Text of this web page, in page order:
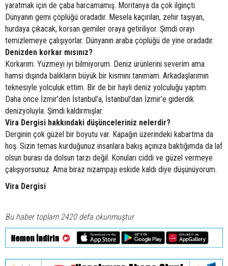
yaratmak için de çaba harcamamış. Moritanya da çok ilginçti.
Dünyanın gemi çöplüğü oradadır. Mesela kaçırılan, zehir taşıyan,
hurdaya çıkacak, korsan gemiler oraya getiriliyor. Şimdi orayı
temizlemeye çalışıyorlar. Dünyanın araba çöplüğü de yine oradadır.
Denizden korkar mısınız?
Korkarım. Yüzmeyi iyi bilmiyorum. Deniz ürünlerini severim ama
hamsi dışında balıkların büyük bir kısmını tanımam. Arkadaşlarımın
teknesiyle yolculuk ettim. Bir de bir hayli deniz yolculuğu yaptım.
Daha önce İzmir’den İstanbul’a, İstanbul’dan İzmir’e giderdik
denizyoluyla. Şimdi kaldırmışlar.
Vira Dergisi hakkındaki düşünceleriniz nelerdir?
Derginin çok güzel bir boyutu var. Kapağın üzerindeki kabartma da
hoş. Sizin temas kurduğunuz insanlara bakış açınıza baktığımda da laf
olsun burası da dolsun tarzı değil. Konuları ciddi ve güzel vermeye
çalışıyorsunuz. Ama biraz nizampajı eskide kaldı diye düşünüyorum.
Vira Dergisi
Bu haber toplam 2420 defa okunmuştur